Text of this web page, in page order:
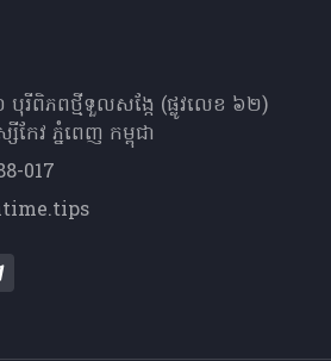
បុរីពិភពថ្មីទួលសង្កែ (ផ្លូវលេខ ៦២)
ែវ ភ្នំពេញ កម្ពុជា
017